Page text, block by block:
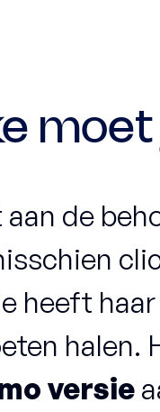
de
heeft
halen.
versie